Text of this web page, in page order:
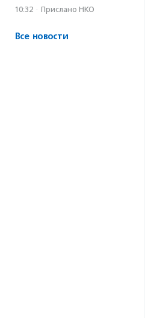
10:32 · Прислано НКО
Все новости